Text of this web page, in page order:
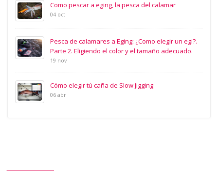
Como pescar a eging, la pesca del calamar
04 oct
Pesca de calamares a Eging: ¿Como elegir un egi?.
Parte 2. Eligiendo el color y el tamaño adecuado.
19 nov
Cómo elegir tú caña de Slow Jigging
06 abr